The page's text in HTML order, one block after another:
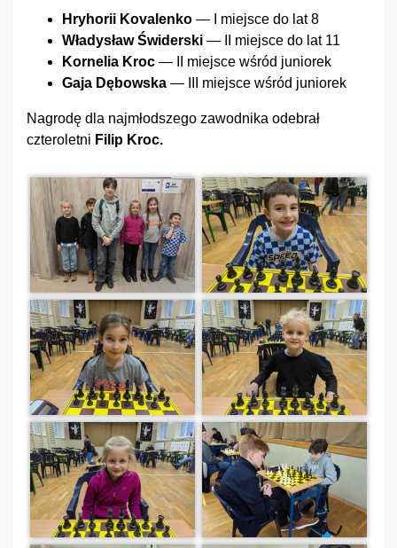
Hryhorii Kovalenko — I miejsce do lat 8
Władysław Świderski — II miejsce do lat 11
Kornelia Kroc — II miejsce wśród juniorek
Gaja Dębowska — III miejsce wśród juniorek
Nagrodę dla najmłodszego zawodnika odebrał
czteroletni Filip Kroc.